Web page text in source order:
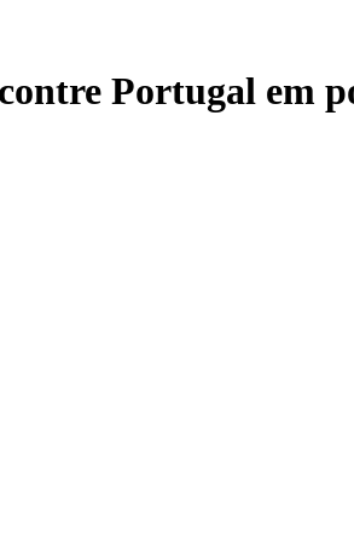
Portugal em